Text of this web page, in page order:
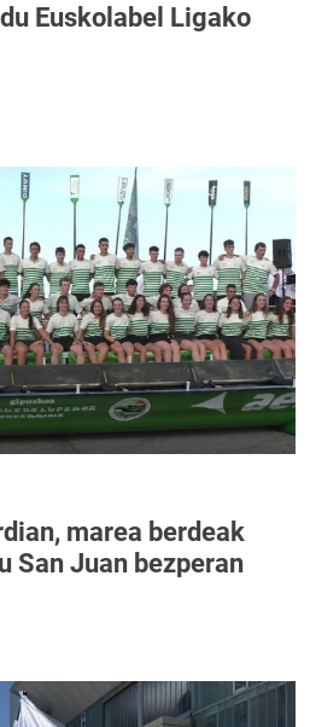
Euskolabel Ligako
marea berdeak
San Juan bezperan